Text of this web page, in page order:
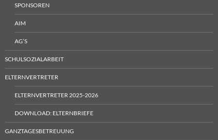
SPONSOREN
AIM
AG’S
SCHULSOZIALARBEIT
ELTERNVERTRETER
ELTERNVERTRETER 2025-2026
DOWNLOAD: ELTERNBRIEFE
GANZTAGESBETREUUNG